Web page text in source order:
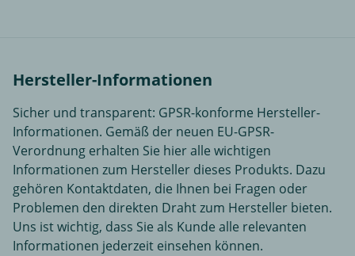
Hersteller-Informationen
Sicher und transparent: GPSR-konforme Hersteller-
Informationen. Gemäß der neuen EU-GPSR-
Verordnung erhalten Sie hier alle wichtigen
Informationen zum Hersteller dieses Produkts. Dazu
gehören Kontaktdaten, die Ihnen bei Fragen oder
Problemen den direkten Draht zum Hersteller bieten.
Uns ist wichtig, dass Sie als Kunde alle relevanten
Informationen jederzeit einsehen können.